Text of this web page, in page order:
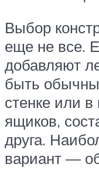
Выбор
еще не все.
добавляют
быть
стенке или в
ящиков,
друга.
вариант —